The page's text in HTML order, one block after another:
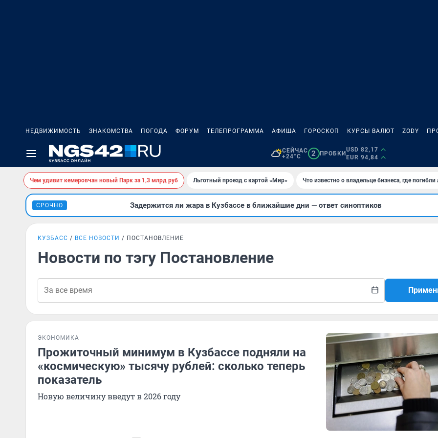
НЕДВИЖИМОСТЬ ЗНАКОМСТВА ПОГОДА ФОРУМ ТЕЛЕПРОГРАММА АФИША ГОРОСКОП КУРСЫ ВАЛЮТ ZODY
СЕЙЧАС
+24°C
2 ПРОБКИ
USD 82,17
EUR 94,84
Чем удивит кемеровчан новый Парк за 1,3 млрд руб Льготный проезд с картой «Мир» Что известно о владельце бизнеса, где
СРОЧНО Задержится ли жара в Кузбассе в ближайшие дни — ответ синоптиков
КУЗБАСС ВСЕ НОВОСТИ ПОСТАНОВЛЕНИЕ
Новости по тэгу Постановление
ЭКОНОМИКА
Прожиточный минимум в Кузбассе подняли на
«космическую» тысячу рублей: сколько теперь
показатель
Новую величину введут в 2026 году